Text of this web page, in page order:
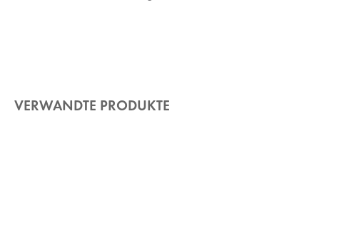
VERWANDTE PRODUKTE